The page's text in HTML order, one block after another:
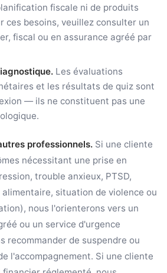
fiscale ni de produits
ces besoins, veuillez consulter un
fiscal ou en assurance agréé par
Les évaluations
et les résultats de quiz sont
— ils ne constituent pas une
professionnels. Si une cliente
nécessitant une prise en
trouble anxieux, PTSD,
situation de violence ou
nous l'orienterons vers un
ou un service d'urgence
recommander de suspendre ou
l'accompagnement. Si une cliente